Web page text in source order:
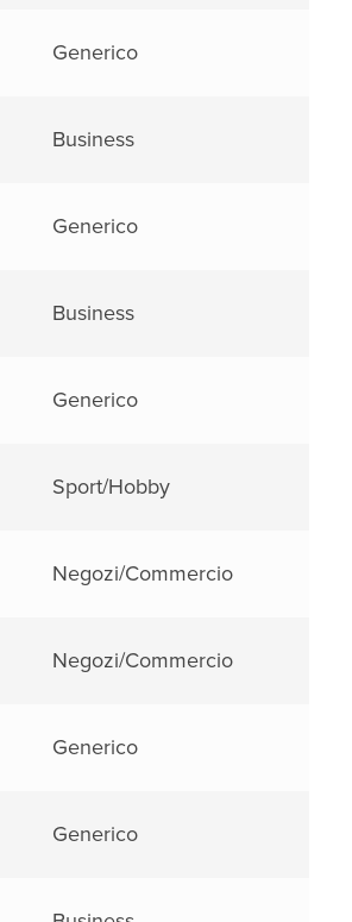
Generico
Business
Generico
Business
Generico
Sport/Hobby
Negozi/Commercio
Negozi/Commercio
Generico
Generico